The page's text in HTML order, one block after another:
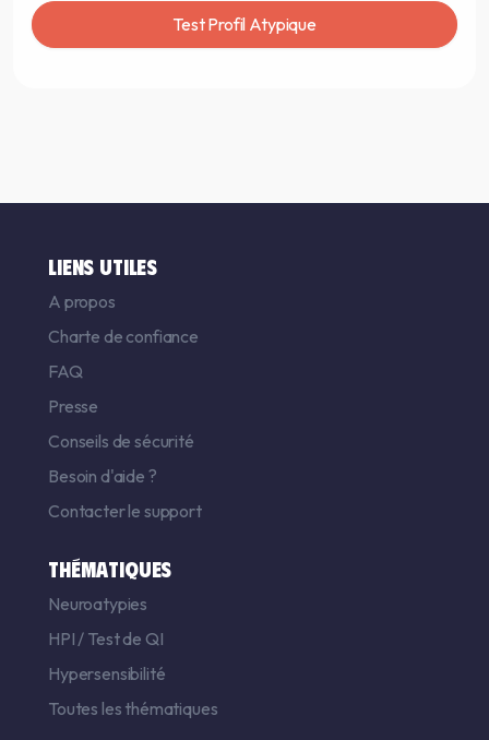
Test Profil Atypique
LIENS UTILES
A propos
Charte de confiance
FAQ
Presse
Conseils de sécurité
Besoin d'aide ?
Contacter le support
THÉMATIQUES
Neuroatypies
HPI / Test de QI
Hypersensibilité
Toutes les thématiques